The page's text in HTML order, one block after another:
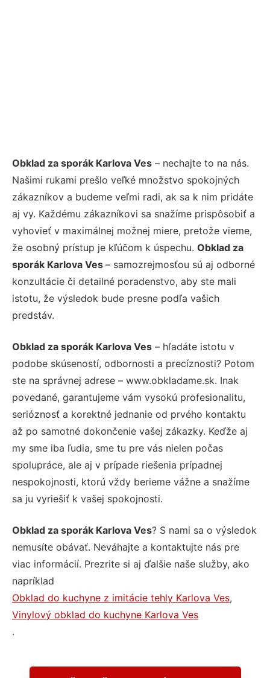
Obklad za sporák Karlova Ves – nechajte to na nás.
Našimi rukami prešlo veľké množstvo spokojných
zákazníkov a budeme veľmi radi, ak sa k nim pridáte
aj vy. Každému zákazníkovi sa snažíme prispôsobiť a
vyhovieť v maximálnej možnej miere, pretože vieme,
že osobný prístup je kľúčom k úspechu. Obklad za
sporák Karlova Ves – samozrejmosťou sú aj odborné
konzultácie či detailné poradenstvo, aby ste mali
istotu, že výsledok bude presne podľa vašich
predstáv.
Obklad za sporák Karlova Ves – hľadáte istotu v
podobe skúseností, odbornosti a precíznosti? Potom
ste na správnej adrese – www.obkladame.sk. Inak
povedané, garantujeme vám vysokú profesionalitu,
serióznosť a korektné jednanie od prvého kontaktu
až po samotné dokončenie vašej zákazky. Keďže aj
my sme iba ľudia, sme tu pre vás nielen počas
spolupráce, ale aj v prípade riešenia prípadnej
nespokojnosti, ktorú vždy berieme vážne a snažíme
sa ju vyriešiť k vašej spokojnosti.
Obklad za sporák Karlova Ves? S nami sa o výsledok
nemusíte obávať. Neváhajte a kontaktujte nás pre
viac informácií. Prezrite si aj ďalšie naše služby, ako
napríklad
Obklad do kuchyne z imitácie tehly Karlova Ves,
Vinylový obklad do kuchyne Karlova Ves
.